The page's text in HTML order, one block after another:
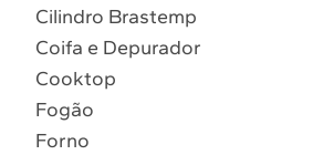
Atendimento
6º Microondas Brastemp
7º Forno
8º Embutir
9º Combos
Cilindro Brastemp
Coifa e Depurador
Cooktop
Fogão
Forno